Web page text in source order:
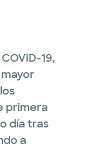
19,
primera
día tras
a